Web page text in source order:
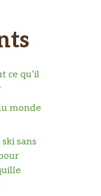
ce qu’il
monde
sans